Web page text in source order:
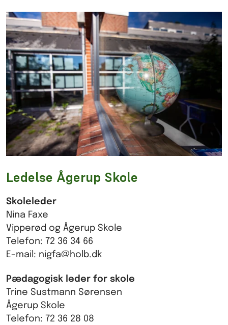
Ledelse Ågerup Skole
Skoleleder
Nina Faxe
Vipperød og Ågerup Skole
Telefon: 72 36 34 66
E-mail: nigfa@holb.dk
Pædagogisk leder for skole
Trine Sustmann Sørensen
Ågerup Skole
Telefon: 72 36 28 08